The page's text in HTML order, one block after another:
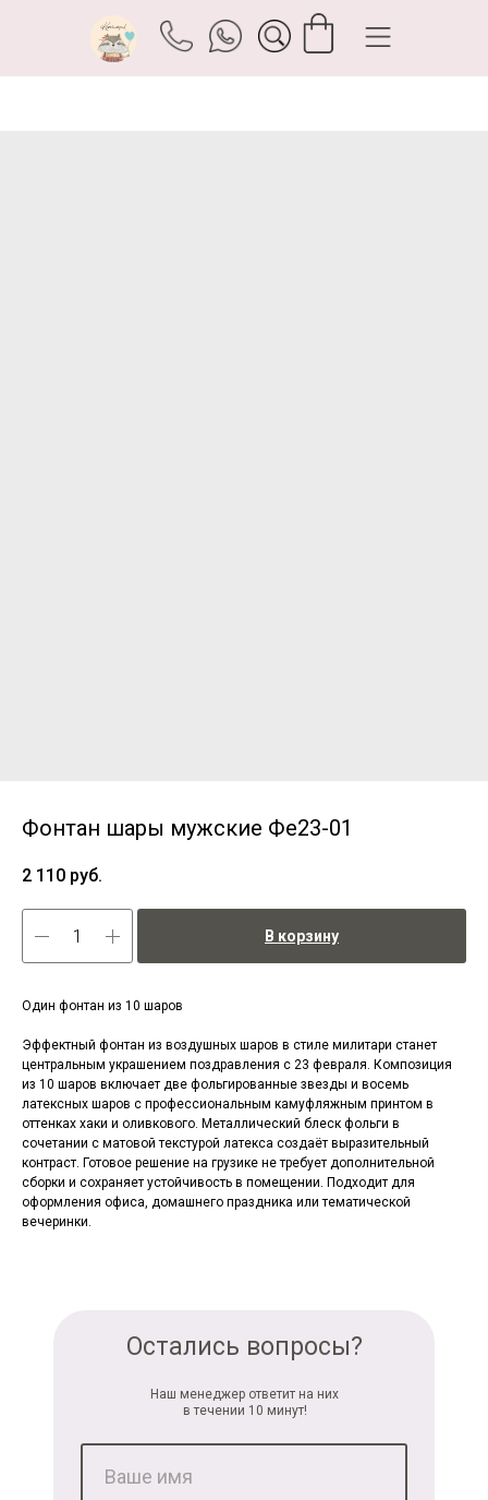
Фонтан шары мужские Фе23-01
2 110 руб.
В корзину
Один фонтан из 10 шаров
Эффектный фонтан из воздушных шаров в стиле милитари станет
центральным украшением поздравления с 23 февраля. Композиция
из 10 шаров включает две фольгированные звезды и восемь
латексных шаров с профессиональным камуфляжным принтом в
оттенках хаки и оливкового. Металлический блеск фольги в
сочетании с матовой текстурой латекса создаёт выразительный
контраст. Готовое решение на грузике не требует дополнительной
сборки и сохраняет устойчивость в помещении. Подходит для
оформления офиса, домашнего праздника или тематической
вечеринки.
Остались вопросы?
Наш менеджер ответит на них
в течении 10 минут!